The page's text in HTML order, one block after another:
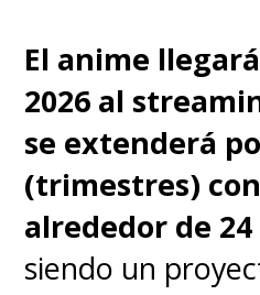
¡El ONE
🏴‍☠️
¡Surca los
próximos
Doblaje!
El anime
2026 al
se extenderá
(trimestres)
alrededor de
siendo un